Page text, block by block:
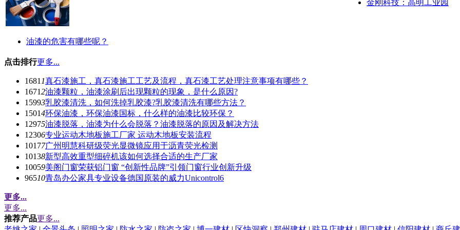
油漆的危害有哪些呢？
金刚科技：高明工业园
点击排行更多...
1681 1真石漆施工，真石漆施工工艺及流程，真石漆工艺处理注意事项有哪些？
16712油漆颗粒，油漆涂刷后出现颗粒的现象，是什么原因?
15993乳胶漆清洗，如何洗掉乳胶漆?乳胶漆清洗有哪些方法？
15014环保油漆，环保油漆国标，什么样的油漆比较环保？
12975油漆脱落，油漆为什么会脱落？油漆脱落的原因及解决方法
12306专业运动木地板施工厂家 运动木地板安装流程
10177广州明慧科研级荧光显微镜应用于沥青荧光检测
10138新型高效重型细碎机该如何选择合适的生产厂家
10059美阁门窗荣获铝门窗 “创新性品牌”引领门窗行业创新升级
96510青岛办公家具专业设备德国原装的威力Unicontrol6
更多...
更多...
推荐产品更多...